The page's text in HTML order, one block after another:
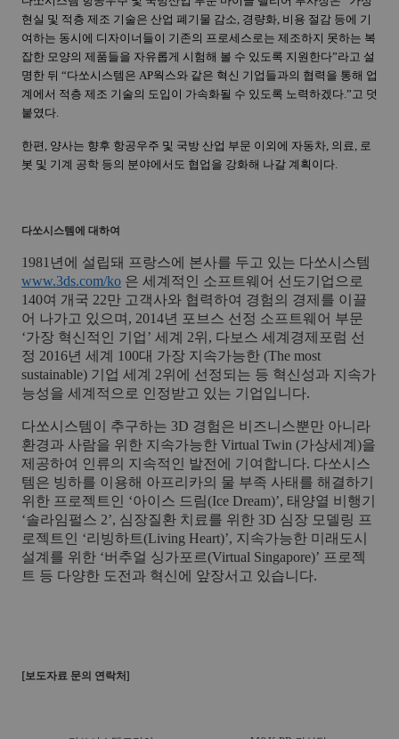
현실 및 적층 제조 기술은 산업 폐기물 감소, 경량화, 비용 절감 등에 기
여하는 동시에 디자이너들이 기존의 프로세스로는 제조하지 못하는 복
잡한 모양의 제품들을 자유롭게 시험해 볼 수 있도록 지원한다”라고 설
명한 뒤 “다쏘시스템은 AP웍스와 같은 혁신 기업들과의 협력을 통해 업
계에서 적층 제조 기술의 도입이 가속화될 수 있도록 노력하겠다.”고 덧
붙였다.
한편 , 양사는 향후 항공우주 및 국방 산업 부문 이외에 자동차, 의료, 로
봇 및 기계 공학 등의 분야에서도 협업을 강화해 나갈 계획이다.
다쏘시스템에 대하여
1981 년에 설립돼 프랑스에 본사를 두고 있는 다쏘시스템
www.3ds.com/ko 은 세계적인 소프트웨어 선도기업으로
140여 개국 22만 고객사와 협력하여 경험의 경제를 이끌
어 나가고 있으며 , 2014년 포브스 선정 소프트웨어 부문
‘가장 혁신적인 기업’ 세계 2위 , 다보스 세계경제포럼 선
정 2016년 세계 100대 가장 지속가능한 (The most
sustainable) 기업 세계 2위에 선정되는 등 혁신성과 지속가
능성을 세계적으로 인정받고 있는 기업입니다.
다쏘시스템이 추구하는 3D 경험은 비즈니스뿐만 아니라
환경과 사람을 위한 지속가능한 Virtual Twin (가상세계 )을
제공하여 인류의 지속적인 발전에 기여합니다. 다쏘시스
템은 빙하를 이용해 아프리카의 물 부족 사태를 해결하기
위한 프로젝트인 ‘아이스 드림(Ice Dream)’, 태양열 비행기
‘솔라임펄스 2’, 심장질환 치료를 위한 3D 심장 모델링 프
로젝트인 ‘리빙하트(Living Heart)’, 지속가능한 미래도시
설계를 위한 ‘버추얼 싱가포르(Virtual Singapore)’ 프로젝
트 등 다양한 도전과 혁신에 앞장서고 있습니다.
[보도자료 문의 연락처]